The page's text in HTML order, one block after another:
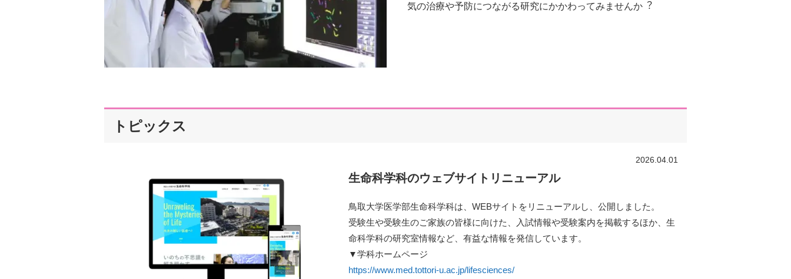
気の治療や予防につながる研究にかかわってみませんか︖
トピックス
2026.04.01
⽣命科学科のウェブサイトリニューアル
⿃取⼤学医学部⽣命科学科は、WEBサイトをリニューアルし、公開しました。
受験⽣や受験⽣のご家族の皆様に向けた、⼊試情報や受験案内を掲載するほか、⽣
命科学科の研究室情報など、有益な情報を発信しています。
▼学科ホームページ
https://www.med.tottori-u.ac.jp/lifesciences/